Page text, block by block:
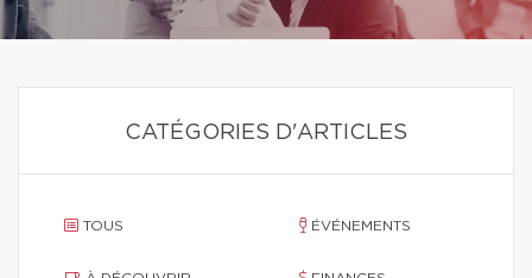
CATÉGORIES D'ARTICLES
TOUS ÉVÉNEMENTS